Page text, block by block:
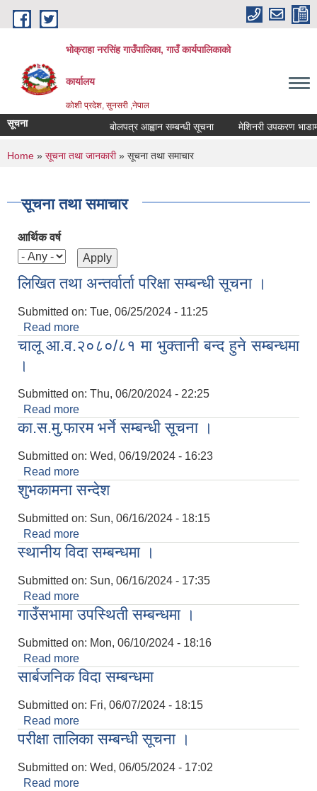
Skip to main content
भोक्राहा नरसिंह गाउँपालिका, गाउँ कार्यपालिकाको
कार्यालय
कोशी प्रदेश, सुनसरी ,नेपाल
सूचना बोलपत्र आह्वान सम्बन्धी सूचना मेशिनरी उपकरण भाडामा
You are here
Home » सूचना तथा जानकारी» सूचना तथा समाचार
सूचना तथा समाचार
आर्थिक वर्ष
लिखित तथा अन्तर्वार्ता परिक्षा सम्बन्धी सूचना ।
Submitted on: Tue, 06/25/2024 - 11:25
Read more
चालू आ.व.२०८०/८१ मा भुक्तानी बन्द हुने सम्बन्धमा
।
Submitted on: Thu, 06/20/2024 - 22:25
Read more
।
का.स.मु.फारम भर्ने सम्बन्धी सूचना ।
Submitted on: Wed, 06/19/2024 - 16:23
Read more
शुभकामना सन्देश
Submitted on: Sun, 06/16/2024 - 18:15
Read more
स्थानीय विदा सम्बन्धमा ।
Submitted on: Sun, 06/16/2024 - 17:35
Read more
गाउँसभामा उपस्थिती सम्बन्धमा ।
Submitted on: Mon, 06/10/2024 - 18:16
Read more
सार्बजनिक विदा सम्बन्धमा
Submitted on: Fri, 06/07/2024 - 18:15
Read more
परीक्षा तालिका सम्बन्धी सूचना ।
Submitted on: Wed, 06/05/2024 - 17:02
Read more